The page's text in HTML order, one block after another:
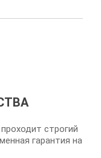
строгий
гарантия на